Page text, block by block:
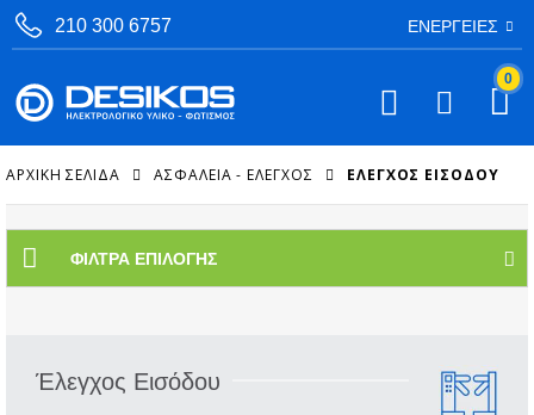
210 300 6757 ΕΝΈΡΓΕΙΕΣ
0
ΑΡΧΙΚΉ ΣΕΛΊΔΑ ΑΣΦΑΛΕΙΑ - ΕΛΕΓΧΟΣ ΈΛΕΓΧΟΣ ΕΙΣΌΔΟΥ
ΦΊΛΤΡΑ ΕΠΙΛΟΓΉΣ
Έλεγχος Εισόδου